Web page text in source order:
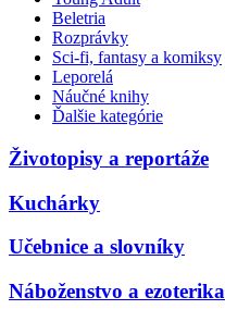
Beletria
Rozprávky
Sci-fi, fantasy a komiksy
Leporelá
Náučné knihy
Ďalšie kategórie
Životopisy a reportáže
Kuchárky
Učebnice a slovníky
Náboženstvo a ezoterika